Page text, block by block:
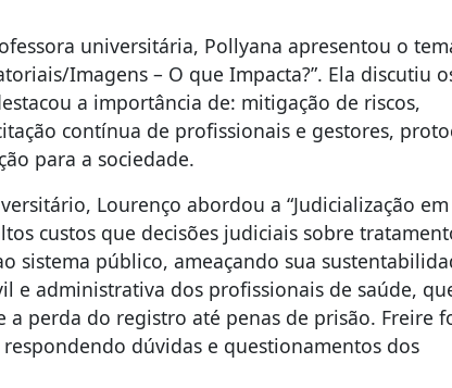
universitária, Pollyana apresentou o
Imagens – O que Impacta?”. Ela discutiu
a importância de: mitigação de riscos,
contínua de profissionais e gestores,
para a sociedade.
Lourenço abordou a “Judicialização em
custos que decisões judiciais sobre
sistema público, ameaçando sua
e administrativa dos profissionais de saúde,
a perda do registro até penas de prisão. Freire
dúvidas e questionamentos dos